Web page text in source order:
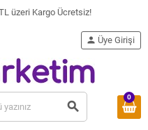
üzeri Kargo Ücretsiz!
search
person Üye Girişi
0